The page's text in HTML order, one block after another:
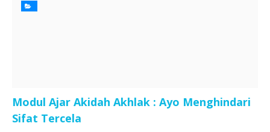
Modul Ajar Akidah Akhlak : Ayo Menghindari
Sifat Tercela